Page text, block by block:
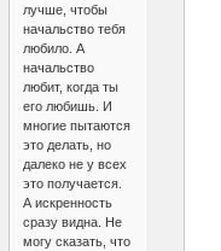
лучше, чтобы
начальство тебя
любило. А
начальство
любит, когда ты
его любишь. И
многие пытаются
это делать, но
далеко не у всех
это получается.
А искренность
сразу видна. Не
могу сказать, что